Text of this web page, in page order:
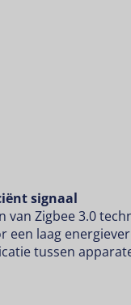
signaal
van Zigbee 3.0
een laag
tussen